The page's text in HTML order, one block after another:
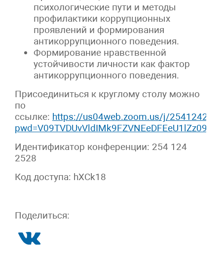
психологические пути и методы
профилактики коррупционных
проявлений и формирования
антикоррупционного поведения.
Формирование нравственной
устойчивости личности как фактор
антикоррупционного поведения.
Присоединиться к круглому столу можно
по
ссылке: https://us04web.zoom.us/j/
pwd=V09TVDUvVldIMk9FZVNEeDFEeU1lZz09
Идентификатор конференции: 254 124
2528
Код доступа: hXCk18
Поделиться: